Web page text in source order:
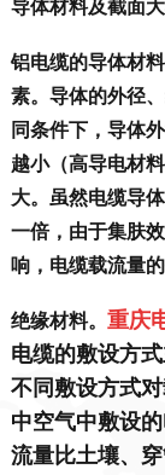
导体材料及截面
铝电缆的导体材
素。导体的外径
同条件下，导体
越小（高导电材
大。虽然电缆导
一倍，由于集肤
响，电缆载流量
绝缘材料。 重庆
电缆的敷设方
不同敷设方式
中空气中敷设
流量比土壤、